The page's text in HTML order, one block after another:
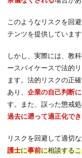
このようなリスクを回
テンツを提供しています
しかし、実際には、教
ースバイケースで法的
ます。法的リスクの正
あり、 企業の自己判断
す。また、誤った懲戒
過去に遡って適正化で
リスクを回避して適切
護士に事前に相談する